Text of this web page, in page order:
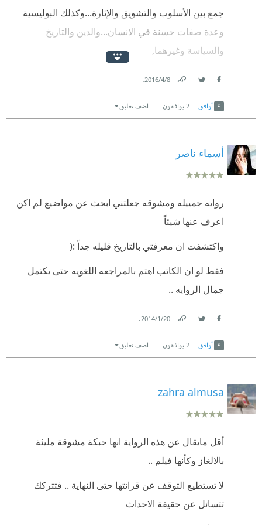
جمع بين الأسلوب والتشويق والإثارة...وكذلك البوليسية
وعدة صفات حسنة في الانسان...والدين والتاريخ
والسياسة وغيرهما,
وقدم إلي الكثير من المعلومات المهمة حول مواضيع
ولم يطل الرواية بل جعلها ممتعة سلسلة!
8‏/4‏/2016
.
أوافق 2 يوافقون اضف تعليق
أسماء ناصر
روايه جمييله ومشوقه جعلتني ابحث عن مواضيع لم اكن
اعرف عنها شيئاً
واكتشفت ان معرفتي بالتاريخ قليله جداً :(
فقط لو ان الكاتب اهتم بالمراجعه اللغويه حتى يكتمل
جمال الروايه ..
20‏/1‏/2014
.
أوافق 2 يوافقون اضف تعليق
zahra almusa
أقل مايقال عن هذه الرواية انها حبكة مشوقة مليئة
بالالغاز وكأنها فيلم ..
لا تستطيع التوقف عن قرائتها حتى النهاية .. فتتركك
تتسائل عن حقيقة الاحداث